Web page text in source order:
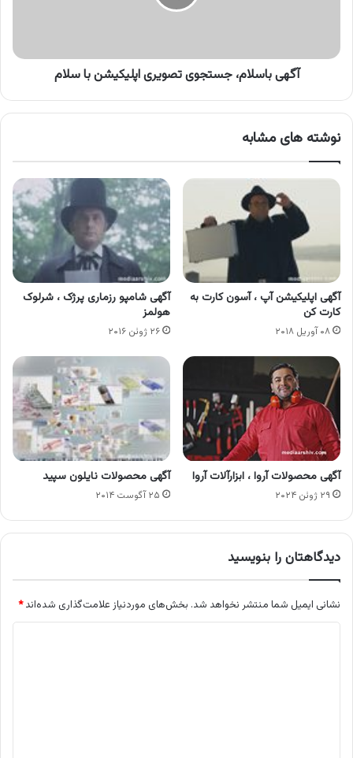
آگهی باسلام، جستجوی تصویری اپلیکیشن با سلام
نوشته های مشابه
آگهی اپلیکیشن آپ ، آسون کارت به
کارت کن
۰۸ آوریل ۲۰۱۸
آگهی شامپو رزماری پرژک ، شرلوک
هولمز
۲۶ ژوئن ۲۰۱۶
آگهی محصولات آروا ، ابزارآلات آروا
۲۹ ژوئن ۲۰۲۴
آگهی محصولات نایلون سپید
۲۵ آگوست ۲۰۱۴
دیدگاهتان را بنویسید
نشانی ایمیل شما منتشر نخواهد شد. بخش‌های موردنیاز علامت‌گذاری شده‌اند*